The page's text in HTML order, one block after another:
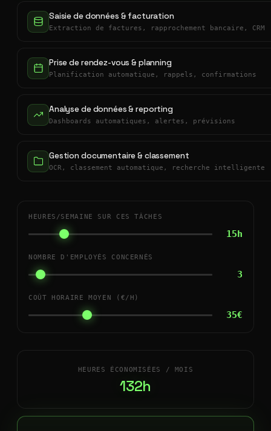
Saisie de données & facturation
Extraction de factures, rapprochement bancaire, CRM
Prise de rendez-vous & planning
Planification automatique, rappels, confirmations
Analyse de données & reporting
Dashboards automatiques, alertes, prévisions
Gestion documentaire & classement
OCR, classement automatique, recherche intelligente
HEURES/SEMAINE SUR CES TÂCHES
15h
NOMBRE D'EMPLOYÉS CONCERNÉS
3
COÛT HORAIRE MOYEN (€/H)
35€
HEURES ÉCONOMISÉES / MOIS
132h